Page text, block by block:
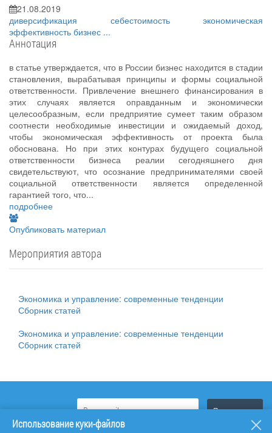
21.08.2019
диверсификация себестоимость экономическая
эффективность бизнес ...
Аннотация
в статье утверждается, что в России бизнес находится в стадии
становления, вырабатывая принципы и формы социальной
ответственности. Привлечение внешнего финансирования в
этих случаях является оправданным и экономически
целесообразным, если предприятие сумеет таким образом
соотнести необходимые инвестиции и ожидаемый доход,
чтобы экономическая эффективность от проекта была
обоснована. Но при этих контурах будущего социальной
ответственности бизнеса реалии сегодняшнего дня
свидетельствуют, что осознание предпринимателями своей
социальной ответственности является определенной
гарантией того, что...
подробнее
Опубликовать материал
Мероприятия автора
Экономика и управление: современные тенденции
Сборник статей
Экономика и управление: современные тенденции
Сборник статей
Использование куки-файлов